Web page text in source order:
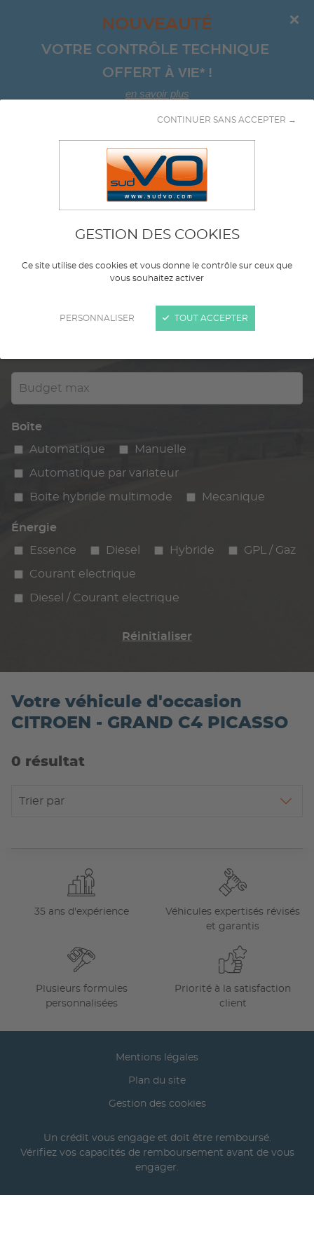
GESTION DES COOKIES
Ce site utilise des cookies et vous donne le contrôle sur ceux que
vous souhaitez activer
PERSONNALISER
CONTINUER SANS ACCEPTER →
TOUT ACCEPTER
NOUVEAUTÉ
VOTRE CONTRÔLE TECHNIQUE
OFFERT À VIE*!
en savoir plus
Aller au contenu
Budget max
Boîte
Automatique
Manuelle
Automatique par variateur
Boite hybride multimode Mecanique
Énergie
Essence
Diesel Hybride GPL / Gaz
Courant electrique
Diesel / Courant electrique
Réinitialiser
Votre véhicule d'occasion
CITROEN - GRAND C4 PICASSO
0 résultat
Trier par
35 ans d'expérience
Véhicules expertisés révisés
et garantis
Plusieurs formules
personnalisées
Priorité à la satisfaction
client
Mentions légales
Plan du site
Gestion des cookies
Un crédit vous engage et doit être remboursé.
Vérifiez vos capacités de remboursement avant de vous
engager.